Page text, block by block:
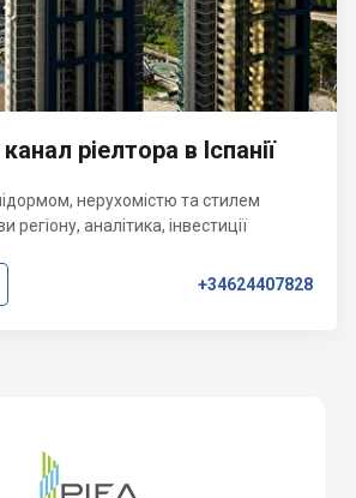
ріелтора в Іспанії
нерухомістю та стилем
аналітика, інвестиції
+34624407828